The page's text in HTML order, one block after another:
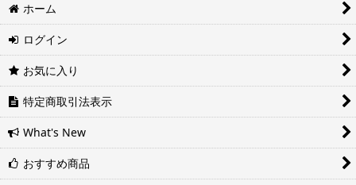
エアーポール AVラックセット
エアーポール バイクハンガー
エアーポール 棚板
WOODY(ウッディ) オプションパーツ
日時指定は4日後以降の指定となります。それ以前の日時指定をご希
望の場合は備考欄に記入をお願いします。
■地域ごとの最短配達日時について
い。
ヤマト運輸サービスレベル一覧表(PDF)
西濃運輸サービスレベル一覧表(PDF)
ホーム
ログイン
お気に入り
特定商取引法表示
What's New
おすすめ商品